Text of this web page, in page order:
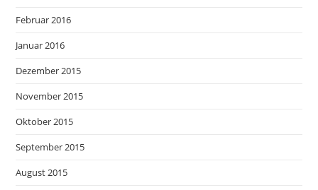
Februar 2016
Januar 2016
Dezember 2015
November 2015
Oktober 2015
September 2015
August 2015